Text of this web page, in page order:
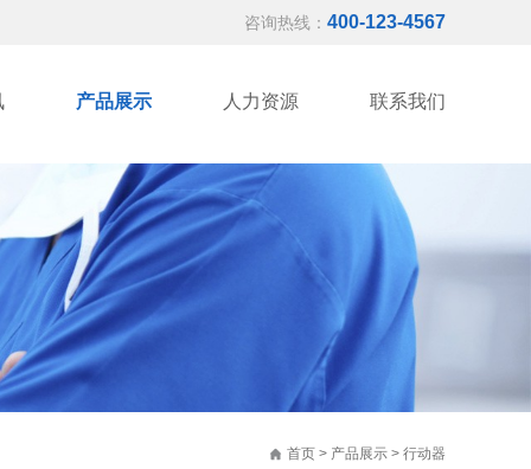
咨询热线： 400-123-4567
产品展示 人力资源 联系我们
首页 > 产品展示 > 行动器